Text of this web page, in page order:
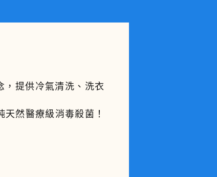
，提供冷氣清洗、洗衣
然醫療級消毒殺菌！